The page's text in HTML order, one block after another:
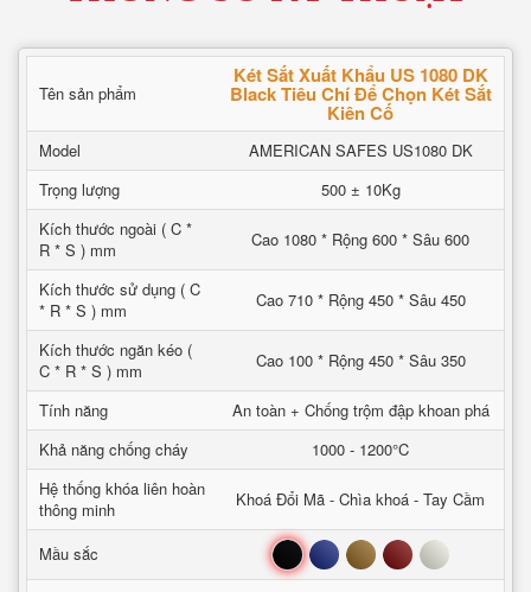
Tên sản phẩm
Két Sắt Xuất Khẩu US 1080 DK
Black Tiêu Chí Để Chọn Két Sắt
Kiên Cố
Model
AMERICAN SAFES US1080 DK
Trọng lượng
500 ± 10Kg
Kích thước ngoài ( C *
R * S ) mm
Cao 1080 * Rộng 600 * Sâu 600
Kích thước sử dụng ( C
* R * S ) mm
Cao 710 * Rộng 450 * Sâu 450
Kích thước ngăn kéo (
C * R * S ) mm
Cao 100 * Rộng 450 * Sâu 350
Tính năng
An toàn + Chống trộm đập khoan phá
Khả năng chống cháy
1000 - 1200°C
Hệ thống khóa liên hoàn
thông minh
Khoá Đổi Mã - Chìa khoá - Tay Cầm
Mầu sắc Đen Xanh Nâu Đỏ Trắng